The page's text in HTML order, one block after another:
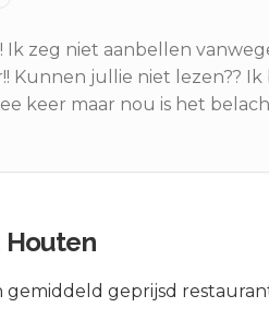
Ik zeg niet aanbellen
Kunnen jullie niet lezen??
keer maar nou is het
Houten
gemiddeld geprijsd